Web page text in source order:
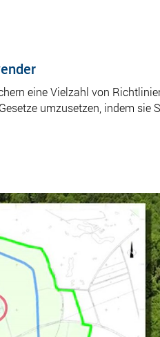
eine Vielzahl von
umzusetzen, indem sie